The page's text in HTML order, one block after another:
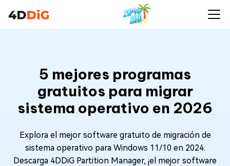
5 mejores programas
gratuitos para migrar
sistema operativo en 2026
Explora el mejor software gratuito de migración de
sistema operativo para Windows 11/10 en 2024.
Descarga 4DDiG Partition Manager, ¡el mejor software